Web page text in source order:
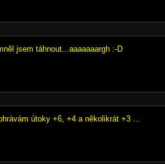
jsem táhnout...aaaaaaargh :-D
útoky +6, +4 a několikrát +3 ...